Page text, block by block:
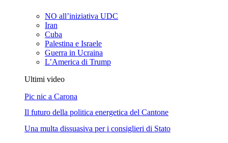
NO all’iniziativa UDC
Iran
Cuba
Palestina e Israele
Guerra in Ucraina
L’America di Trump
Ultimi video
Pic nic a Carona
Il futuro della politica energetica del Cantone
Una multa dissuasiva per i consiglieri di Stato